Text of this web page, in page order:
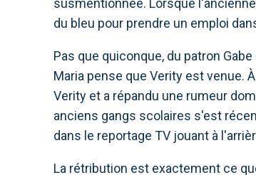
du bleu pour prendre un emploi
Pas que quiconque, du patron
Maria pense que Verity est venue.
Verity et a répandu une rumeur
anciens gangs scolaires s'est
dans le reportage TV jouant à
La rétribution est exactement ce